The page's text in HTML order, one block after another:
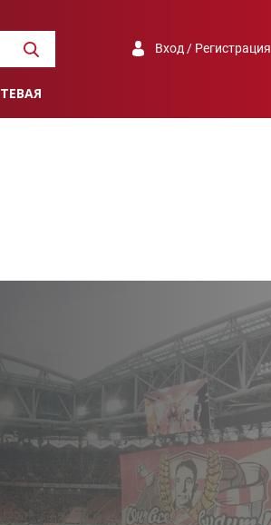
Вход / Регистрация